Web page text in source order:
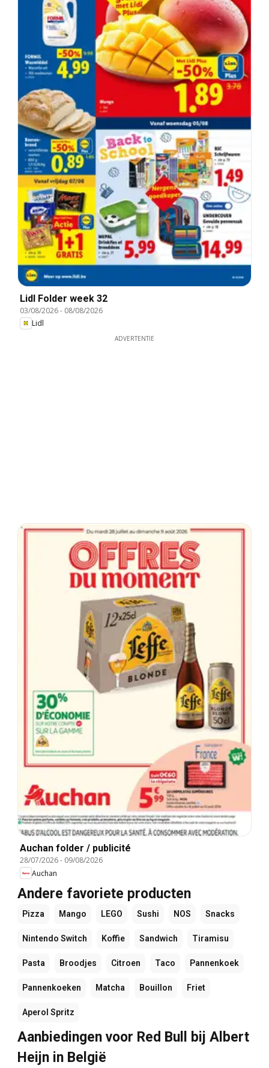
Lidl Folder week 32
03/08/2026- 08/08/2026
Lidl
ADVERTENTIE
Auchan folder / publicité
28/07/2026- 09/08/2026
Auchan
Andere favoriete producten
Pizza Mango LEGO Sushi NOS Snacks
Nintendo Switch Koffie Sandwich Tiramisu
Pasta Broodjes Citroen Taco Pannenkoek
Pannenkoeken Matcha Bouillon Friet
Aperol Spritz
Aanbiedingen voor Red Bull bij Albert
Heijn in België